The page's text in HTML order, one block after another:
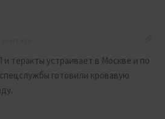
теракты устраивает в Москве и по
готовили кровавую